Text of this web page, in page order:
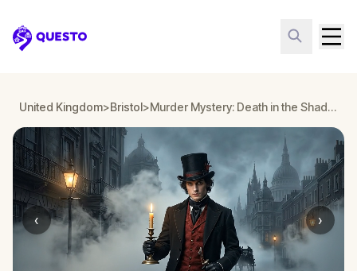
Questo
United Kingdom>Bristol> Murder Mystery: Death in the Shadows in Bristol
‹ ›